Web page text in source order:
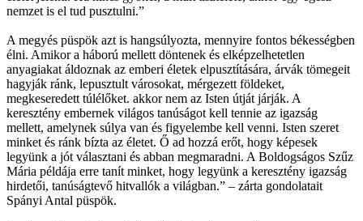
nemzet is el tud pusztulni.”
A megyés püspök azt is hangsúlyozta, mennyire fontos békességben
élni. Amikor a háború mellett döntenek és elképzelhetetlen
anyagiakat áldoznak az emberi életek elpusztítására, árvák tömegeit
hagyják ránk, lepusztult városokat, mérgezett földeket,
megkeseredett túlélőket. akkor nem az Isten útját járják. A
keresztény embernek világos tanúságot kell tennie az igazság
mellett, amelynek súlya van és figyelembe kell venni. Isten szeret
minket és ránk bízta az életet. Ő ad hozzá erőt, hogy képesek
legyünk a jót választani és abban megmaradni. A Boldogságos Szűz
Mária példája erre tanít minket, hogy legyünk a keresztény igazság
hirdetői, tanúságtevő hitvallók a világban.” – zárta gondolatait
Spányi Antal püspök.